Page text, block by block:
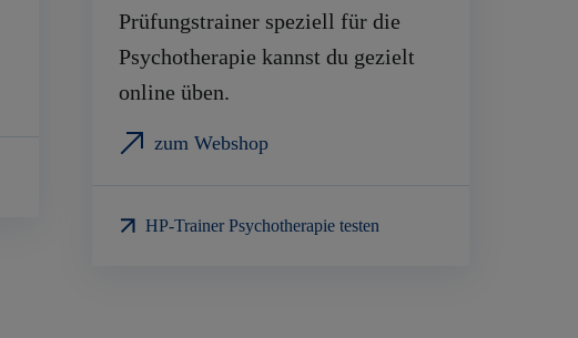
Prüfungstrainer speziell für die
Psychotherapie kannst du gezielt
online üben.
zum Webshop
HP-Trainer Psychotherapie testen